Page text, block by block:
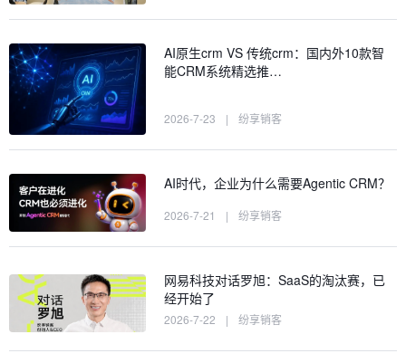
AI原生crm VS 传统crm：国内外10款智
能CRM系统精选推…
2026-7-23 | 纷享销客
AI时代，企业为什么需要Agentic CRM？
2026-7-21 | 纷享销客
网易科技对话罗旭：SaaS的淘汰赛，已
经开始了
2026-7-22 | 纷享销客